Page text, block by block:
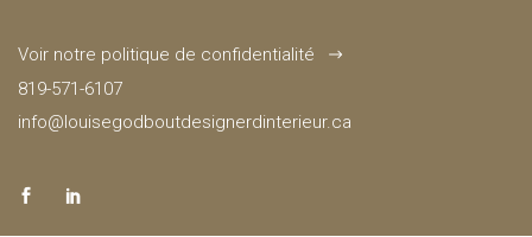
Voir notre politique de confidentialité
819-571-6107
info@louisegodboutdesignerdinterieur.ca